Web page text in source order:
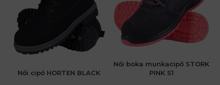
Női cipő HORTEN BLACK
Női boka munkacipő STORK
PINK S1